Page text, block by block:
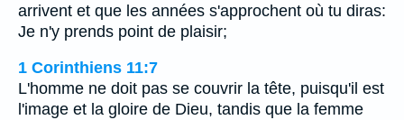
arrivent et que les années s'approchent où tu diras:
Je n'y prends point de plaisir;
1 Corinthiens 11:7
L'homme ne doit pas se couvrir la tête, puisqu'il est
l'image et la gloire de Dieu, tandis que la femme